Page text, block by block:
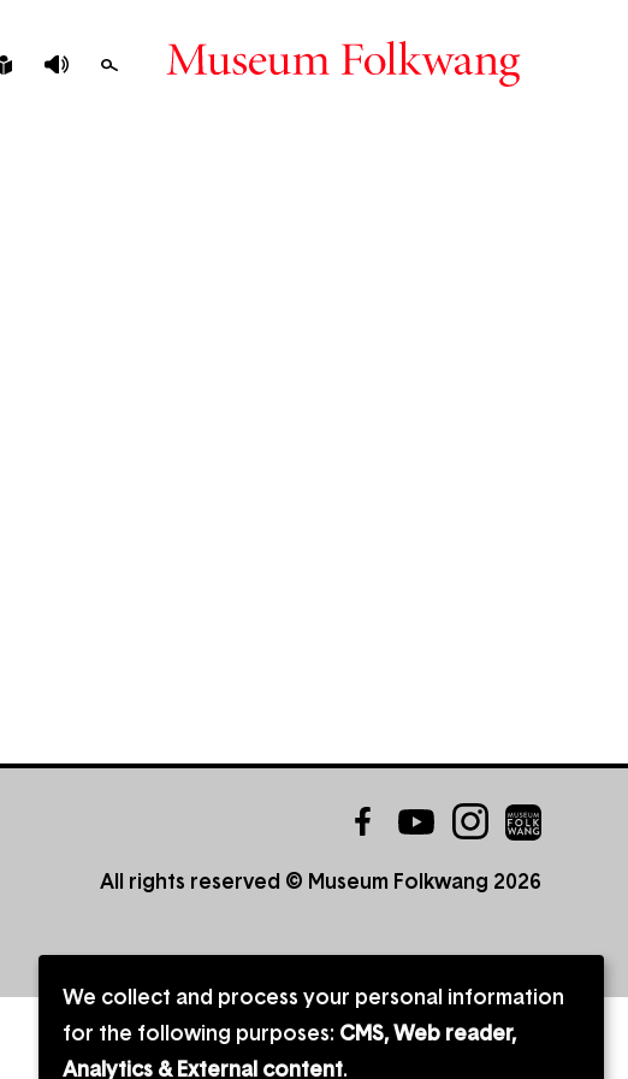
LEICHTE
SEARCH Vorlesen
Follow
on:
Facebook
YouTubeInstagram
All rights reserved © Museum Folkwang 2026
Use
of
We collect and process your personal information
for the following purposes: CMS, Web reader,
Analytics & External content.